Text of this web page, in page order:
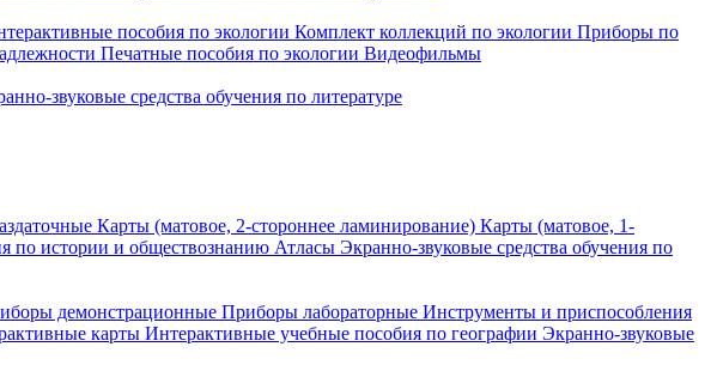
пособия по экологии Комплект коллекций по экологии Приборы по
Печатные пособия по экологии Видеофильмы
звуковые средства обучения по литературе
Карты (матовое, 2-стороннее ламинирование) Карты (матовое, 1-
по истории и обществознанию Атласы Экранно-звуковые средства обучения по
демонстрационные Приборы лабораторные Инструменты и приспособления
карты Интерактивные учебные пособия по географии Экранно-звуковые